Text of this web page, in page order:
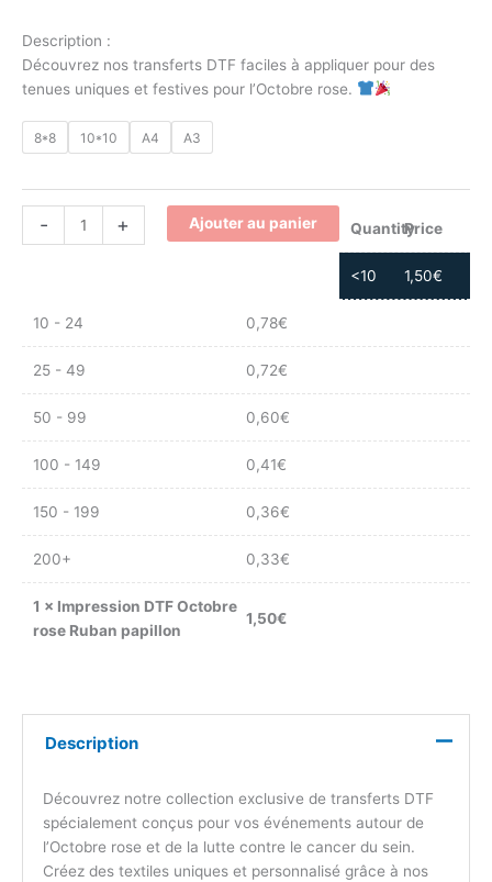
Description :
Découvrez nos transferts DTF faciles à appliquer pour des
tenues uniques et festives pour l’Octobre rose.
8*8 10*10 A4 A3
- + Ajouter au panier QuantityPrice
<10 1,50€
10 - 24 0,78€
25 - 49 0,72€
50 - 99 0,60€
100 - 149 0,41€
150 - 199 0,36€
200+ 0,33€
1 × Impression DTF Octobre
rose Ruban papillon
1,50€
Description
Découvrez notre collection exclusive de transferts DTF
spécialement conçus pour vos événements autour de
l’Octobre rose et de la lutte contre le cancer du sein.
Créez des textiles uniques et personnalisé grâce à nos